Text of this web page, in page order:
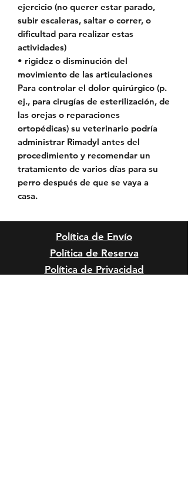
ejercicio (no querer estar parado,
subir escaleras, saltar o correr, o
dificultad para realizar estas
actividades)
• rigidez o disminución del
movimiento de las articulaciones
Para controlar el dolor quirúrgico (p.
ej., para cirugías de esterilización, de
las orejas o reparaciones
ortopédicas) su veterinario podría
administrar Rimadyl antes del
procedimiento y recomendar un
tratamiento de varios días para su
perro después de que se vaya a
casa.
Política de Envío
Política de Reserva
Política de Privacidad